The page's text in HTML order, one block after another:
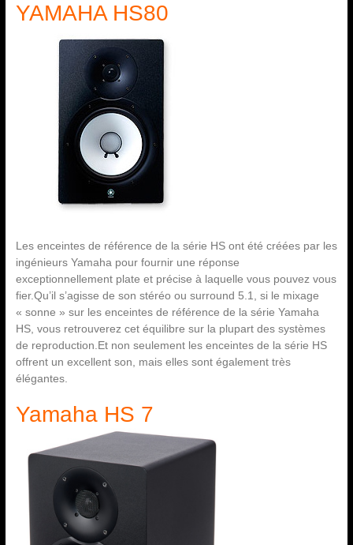
YAMAHA HS80
Les enceintes de référence de la série HS ont été créées par les
ingénieurs Yamaha pour fournir une réponse
exceptionnellement plate et précise à laquelle vous pouvez vous
fier.Qu’il s’agisse de son stéréo ou surround 5.1, si le mixage
« sonne » sur les enceintes de référence de la série Yamaha
HS, vous retrouverez cet équilibre sur la plupart des systèmes
de reproduction.Et non seulement les enceintes de la série HS
offrent un excellent son, mais elles sont également très
élégantes.
Yamaha HS 7